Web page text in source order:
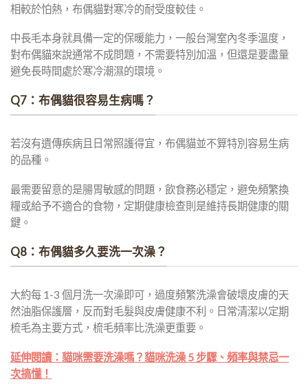
相較於怕熱，布偶貓對寒冷的耐受度較佳。
中長毛本身就具備一定的保暖能力，一般台灣室內冬季溫度，
對布偶貓來說通常不成問題，不需要特別加溫，但還是要盡量
避免長時間處於寒冷潮濕的環境。
Q7：布偶貓很容易生病嗎？
若沒有遺傳疾病且日常照護得宜，布偶貓並不算特別容易生病
的品種。
最需要留意的是腸胃敏感的問題，飲食務必穩定，避免頻繁換
糧或給予不適合的食物，定期健康檢查則是維持長期健康的關
鍵。
Q8：布偶貓多久要洗一次澡？
大約每 1-3 個月洗一次澡即可，過度頻繁洗澡會破壞皮膚的天
然油脂保護層，反而對毛髮與皮膚健康不利。日常清潔以定期
梳毛為主要方式，梳毛頻率比洗澡更重要。
延伸閱讀：貓咪需要洗澡嗎？貓咪洗澡 5 步驟、頻率與禁忌一
次搞懂！